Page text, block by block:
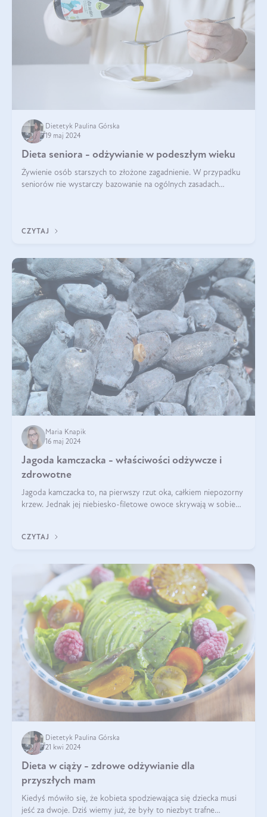
Dietetyk Paulina Górska
19 maj 2024
Dieta seniora - odżywianie w podeszłym wieku
Żywienie osób starszych to złożone zagadnienie. W przypadku
seniorów nie wystarczy bazowanie na ogólnych zasadach
CZYTAJ
Maria Knapik
16 maj 2024
Jagoda kamczacka - właściwości odżywcze i
zdrowotne
Jagoda kamczacka to, na pierwszy rzut oka, całkiem niepozorny
krzew. Jednak jej niebiesko-filetowe owoce skrywają w sobie
CZYTAJ
Dietetyk Paulina Górska
21 kwi 2024
Dieta w ciąży - zdrowe odżywianie dla
przyszłych mam
Kiedyś mówiło się, że kobieta spodziewająca się dziecka musi
jeść za dwoje. Dziś wiemy już, że były to niezbyt trafne